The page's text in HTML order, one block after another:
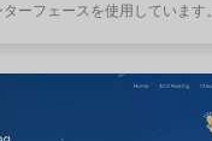
ーフェースを使用しています。